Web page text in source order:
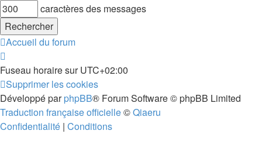
caractères des messages
Accueil du forum
Fuseau horaire surUTC+02:00
Supprimer les cookies
Développé parphpBB® Forum Software © phpBB Limited
Traduction française officielle©Qiaeru
Confidentialité | Conditions